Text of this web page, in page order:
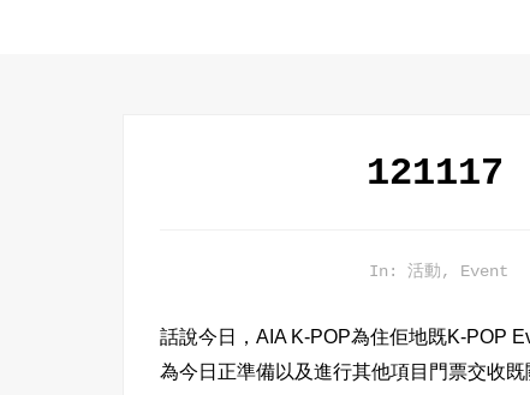
121117
In: 活動, Event
話說今日，AIA K-POP為住佢地既K-POP
為今日正準備以及進行其他項目門票交收